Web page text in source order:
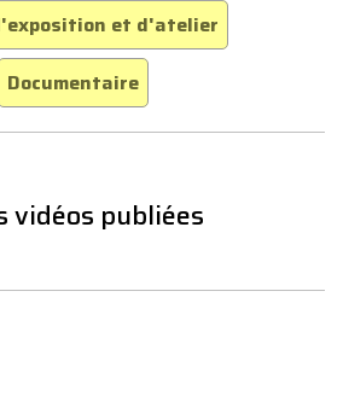
et d'atelier
Documentaire
vidéos publiées